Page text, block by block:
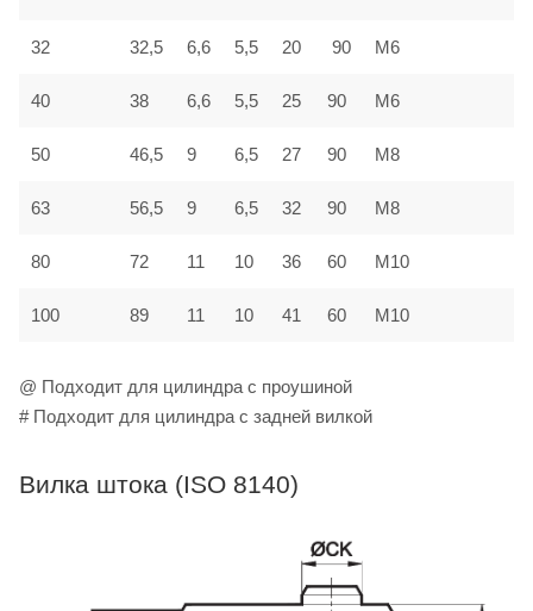
32 32,5 6,6 5,5 20 90 M6
40 38 6,6 5,5 25 90 M6
50 46,5 9 6,5 27 90 M8
63 56,5 9 6,5 32 90 M8
80 72 11 10 36 60 M10
100 89 11 10 41 60 M10
@ Подходит для цилиндра с проушиной
# Подходит для цилиндра с задней вилкой
Вилка штока (ISO 8140)